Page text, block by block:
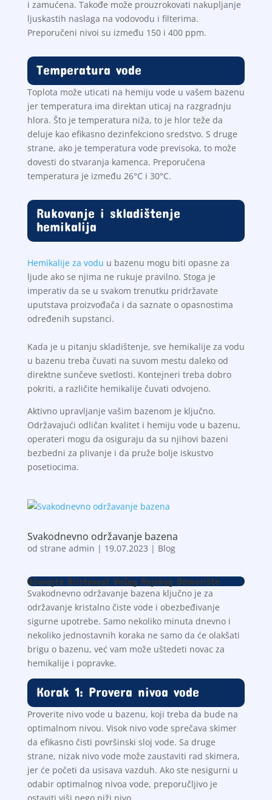
i zamućena. Takođe može prouzrokovati nakupljanje
ljuskastih naslaga na vodovodu i filterima.
Preporučeni nivoi su između 150 i 400 ppm.
Temperatura vode
Toplota može uticati na hemiju vode u vašem bazenu
jer temperatura ima direktan uticaj na razgradnju
hlora. Što je temperatura niža, to je hlor teže da
deluje kao efikasno dezinfekciono sredstvo. S druge
strane, ako je temperatura vode previsoka, to može
dovesti do stvaranja kamenca. Preporučena
temperatura je između 26°C i 30°C.
Rukovanje i skladištenje
hemikalija
Hemikalije za vodu u bazenu mogu biti opasne za
ljude ako se njima ne rukuje pravilno. Stoga je
imperativ da se u svakom trenutku pridržavate
uputstava proizvođača i da saznate o opasnostima
određenih supstanci.
Kada je u pitanju skladištenje, sve hemikalije za vodu
u bazenu treba čuvati na suvom mestu daleko od
direktne sunčeve svetlosti. Kontejneri treba dobro
pokriti, a različite hemikalije čuvati odvojeno.
Aktivno upravljanje vašim bazenom je ključno.
Održavajući odličan kvalitet i hemiju vode u bazenu,
operateri mogu da osiguraju da su njihovi bazeni
bezbedni za plivanje i da pruže bolje iskustvo
posetiocima.
Svakodnevno održavanje bazena
od strane admin | 19.07.2023 | Blog
Očuvajte Blistavost Vašeg Rajskog Odmorišta
Svakodnevno održavanje bazena ključno je za
održavanje kristalno čiste vode i obezbeđivanje
sigurne upotrebe. Samo nekoliko minuta dnevno i
nekoliko jednostavnih koraka ne samo da će olakšati
brigu o bazenu, već vam može uštedeti novac za
hemikalije i popravke.
Korak 1: Provera nivoa vode
Proverite nivo vode u bazenu, koji treba da bude na
optimalnom nivou. Visok nivo vode sprečava skimer
da efikasno čisti površinski sloj vode. Sa druge
strane, nizak nivo vode može zaustaviti rad skimera,
jer će početi da usisava vazduh. Ako ste nesigurni u
odabir optimalnog nivoa vode, preporučljivo je